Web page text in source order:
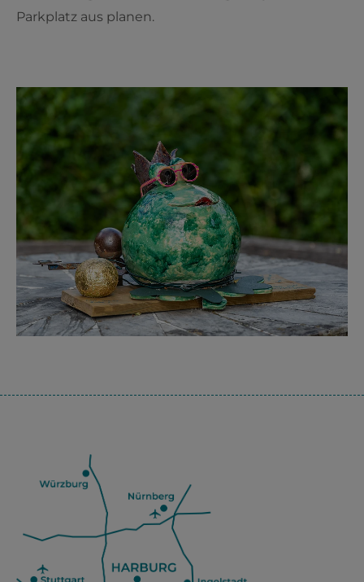
Parkplatz aus planen.